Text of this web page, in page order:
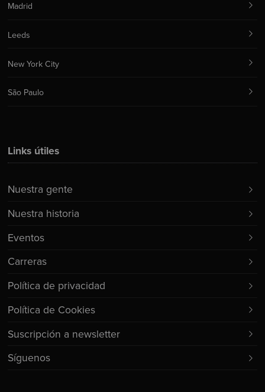
Links útiles
Nuestra gente
Nuestra historia
Eventos
Carreras
Política de privacidad
Política de Cookies
Suscripción a newsletter
Síguenos
Madrid
Leeds
New York City
São Paulo